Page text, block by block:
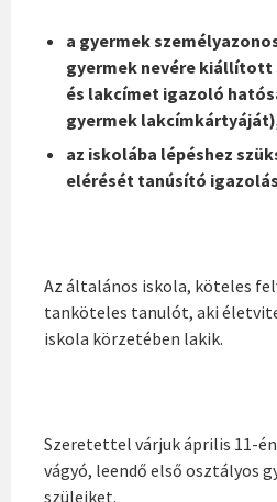
a gyermek
gyermek nevére
és lakcímet igazoló
gyermek
az iskolába lépéshez
elérését tanúsító
Az általános iskola, köteles
tanköteles tanulót, aki
iskola körzetében lakik.
Szeretettel várjuk április 11-
vágyó, leendő első osztályos
szüleiket.